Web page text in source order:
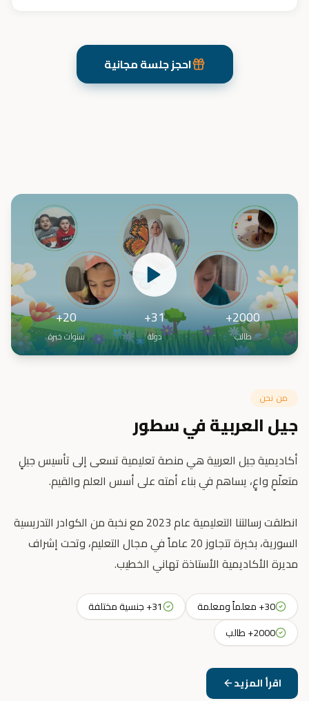
احجز جلسة مجانية
2000+
طالب
31+
دولة
20+
سنوات خبرة
من نحن
جيل العربية في سطور
أكاديمية جيل العربية هي منصة تعليمية تسعى إلى تأسيس جيلٍ
انطلقت رسالتنا التعليمية عام 2023 مع نخبة من الكوادر التدريسية
السورية، بخبرة تتجاوز 20 عاماً في مجال التعليم، وتحت إشراف
مديرة الأكاديمية الأستاذة تهاني الخطيب.
30+ معلماً ومعلمة
31+ جنسية مختلفة
2000+ طالب
اقرأ المزيد